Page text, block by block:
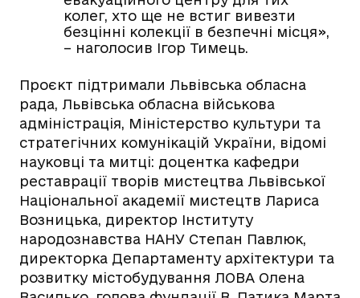
колег, хто ще не встиг вивезти
безцінні колекції в безпечні місця»,
– наголосив Ігор Тимець.
Проєкт підтримали Львівська обласна
рада, Львівська обласна військова
адміністрація, Міністерство культури та
стратегічних комунікацій України, відомі
науковці та митці: доцентка кафедри
реставрації творів мистецтва Львівської
Національної академії мистецтв Лариса
Возницька, директор Інституту
народознавства НАНУ Степан Павлюк,
директорка Департаменту архітектури та
розвитку містобудування ЛОВА Олена